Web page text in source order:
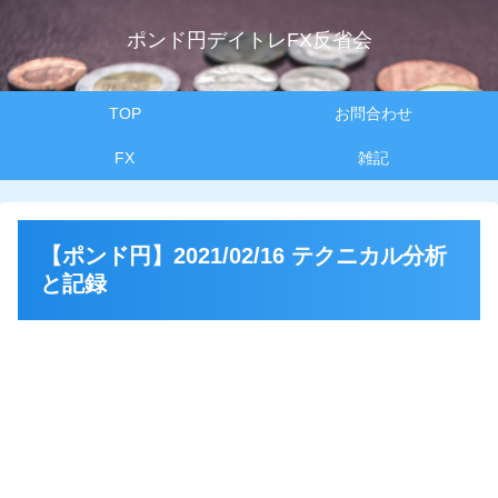
ポンド円デイトレFX反省会
TOP お問合わせ
FX 雑記
【ポンド円】2021/02/16 テクニカル分析
と記録